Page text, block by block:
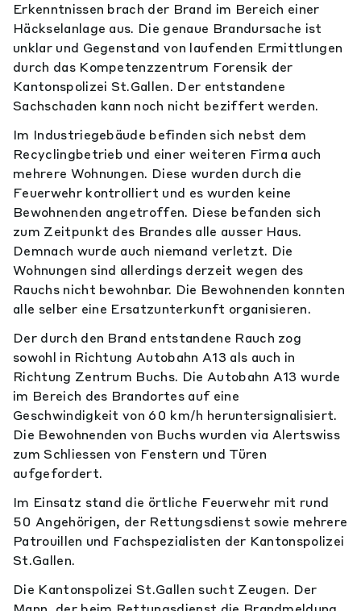
Erkenntnissen brach der Brand im Bereich einer
Häckselanlage aus. Die genaue Brandursache ist
unklar und Gegenstand von laufenden Ermittlungen
durch das Kompetenzzentrum Forensik der
Kantonspolizei St.Gallen. Der entstandene
Sachschaden kann noch nicht beziffert werden.
Im Industriegebäude befinden sich nebst dem
Recyclingbetrieb und einer weiteren Firma auch
mehrere Wohnungen. Diese wurden durch die
Feuerwehr kontrolliert und es wurden keine
Bewohnenden angetroffen. Diese befanden sich
zum Zeitpunkt des Brandes alle ausser Haus.
Demnach wurde auch niemand verletzt. Die
Wohnungen sind allerdings derzeit wegen des
Rauchs nicht bewohnbar. Die Bewohnenden konnten
alle selber eine Ersatzunterkunft organisieren.
Der durch den Brand entstandene Rauch zog
sowohl in Richtung Autobahn A13 als auch in
Richtung Zentrum Buchs. Die Autobahn A13 wurde
im Bereich des Brandortes auf eine
Geschwindigkeit von 60 km/h heruntersignalisiert.
Die Bewohnenden von Buchs wurden via Alertswiss
zum Schliessen von Fenstern und Türen
aufgefordert.
Im Einsatz stand die örtliche Feuerwehr mit rund
50 Angehörigen, der Rettungsdienst sowie mehrere
Patrouillen und Fachspezialisten der Kantonspolizei
St.Gallen.
Die Kantonspolizei St.Gallen sucht Zeugen. Der